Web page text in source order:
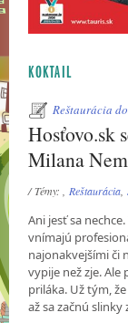
KOKTAIL
Reštaurácia
Hosťovo.sk
Milana
/ Témy: ,Reštaurácia,
Ani jesť sa
vnímajú
najonakvejšími či
vypije než zje.
priláka. Už tým,
až sa začnú slinky